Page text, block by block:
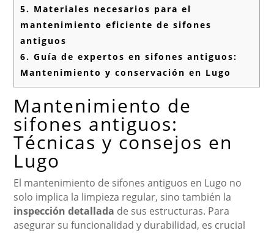
5. Materiales necesarios para el
mantenimiento eficiente de sifones
antiguos
6. Guía de expertos en sifones antiguos:
Mantenimiento y conservación en Lugo
Mantenimiento de
sifones antiguos:
Técnicas y consejos en
Lugo
El mantenimiento de sifones antiguos en Lugo no
solo implica la limpieza regular, sino también la
inspección detallada de sus estructuras. Para
asegurar su funcionalidad y durabilidad, es crucial